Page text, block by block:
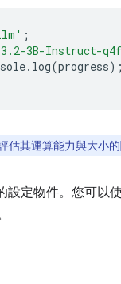
;
3B-Instruct-
. log(progress);
其運算能力與大小的
設定物件。您可以